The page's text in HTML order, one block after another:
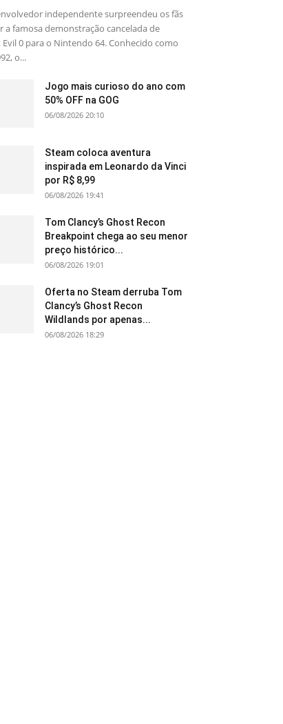
independente surpreendeu os fãs
a famosa demonstração cancelada de
Evil 0 para o Nintendo 64. Conhecido como
o...
Jogo mais curioso do ano com
50% OFF na GOG
06/08/2026 20:10
Steam coloca aventura
inspirada em Leonardo da Vinci
por R$ 8,99
06/08/2026 19:41
Tom Clancy’s Ghost Recon
Breakpoint chega ao seu menor
preço histórico...
06/08/2026 19:01
Oferta no Steam derruba Tom
Clancy’s Ghost Recon
Wildlands por apenas...
06/08/2026 18:29